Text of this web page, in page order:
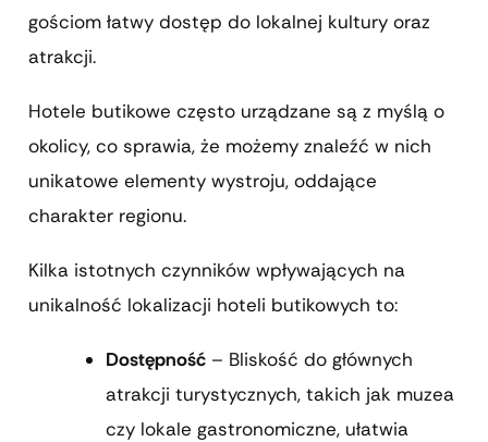
gościom łatwy dostęp do lokalnej kultury oraz
atrakcji.
Hotele butikowe często urządzane są z myślą o
okolicy, co sprawia, że możemy znaleźć w nich
unikatowe elementy wystroju, oddające
charakter regionu.
Kilka istotnych czynników wpływających na
unikalność lokalizacji hoteli butikowych to:
Dostępność – Bliskość do głównych
atrakcji turystycznych, takich jak muzea
czy lokale gastronomiczne, ułatwia